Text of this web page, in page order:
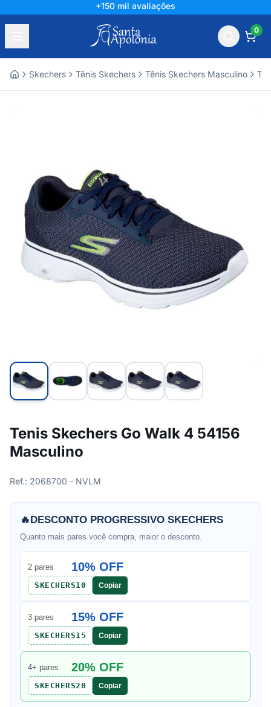
+150 mil avaliações
0
Skechers Tênis Skechers Tênis Skechers Masculino
Tenis Skechers Go Walk 4 54156
Masculino
Ref.: 2068700 - NVLM
🔥DESCONTO PROGRESSIVO SKECHERS
Quanto mais pares você compra, maior o desconto.
2 pares 10% OFF
SKECHERS10 Copiar
3 pares 15% OFF
SKECHERS15 Copiar
4+ pares 20% OFF
SKECHERS20 Copiar